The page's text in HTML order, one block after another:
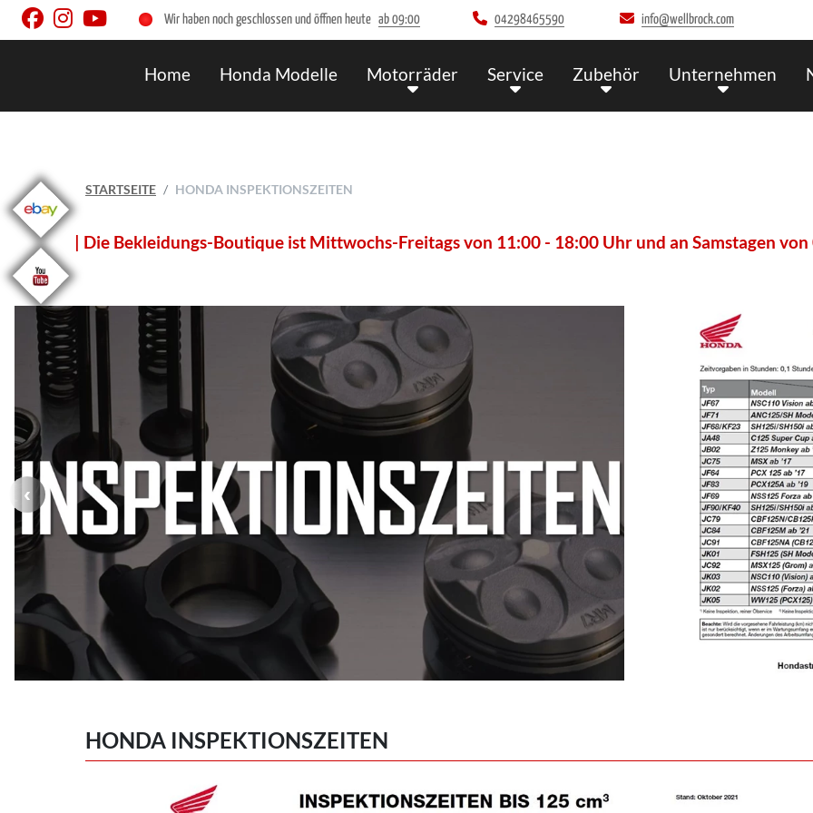
Wir haben noch geschlossen und öffnen heute ab 09:00 04298465590 info@wellbrock.com
Home Honda Modelle Motorräder Service Zubehör Unternehmen
STARTSEITE HONDA INSPEKTIONSZEITEN
Boutique ist Mittwochs-Freitags von 11:00 - 18:00 Uhr und an Samstagen von 09:00 - 13:00 Uhr
HONDA INSPEKTIONSZEITEN